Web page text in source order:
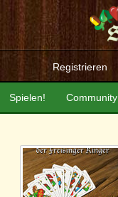
Registrieren
Community
Spielen!